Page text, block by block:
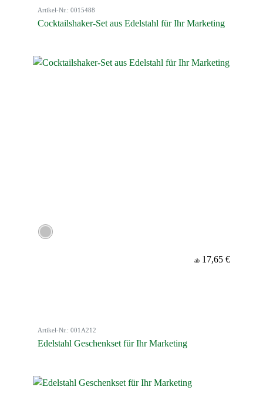
Artikel-Nr.: 0015488
Cocktailshaker-Set aus Edelstahl für Ihr Marketing
ab 17,65 €
Artikel-Nr.: 001A212
Edelstahl Geschenkset für Ihr Marketing